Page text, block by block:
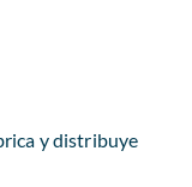
y distribuye